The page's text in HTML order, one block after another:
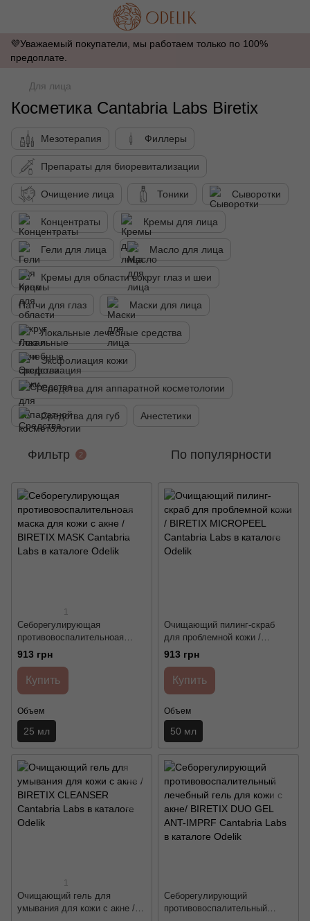
💜Уважаемый покупатели, мы работаем только по 100%
предоплате.
Для лица
Косметика Cantabria Labs Biretix
Мезотерапия Филлеры
Препараты для биоревитализации
Очищение лица Тоники Сыворотки
Концентраты Кремы для лица
Гели для лица Масло для лица
Кремы для области вокруг глаз и шеи
Патчи для глаз Маски для лица
Локальные лечебные средства
Эксфолиация кожи
Средства для аппаратной косметологии
Средства для губ Анестетики
Фильтр 2 По популярности
1
Себорегулирующая
противовоспалительноая
маска для кожи с акне /
BIRETIX MASK Cantabria Labs
913 грн
Купить
Объем
25 мл
Очищающий пилинг-скраб
для проблемной кожи /
BIRETIX MICROPEEL
Cantabria Labs
913 грн
Купить
Объем
50 мл
1
Очищающий гель для
умывания для кожи с акне /
Себорегулирующий
противовоспалительный